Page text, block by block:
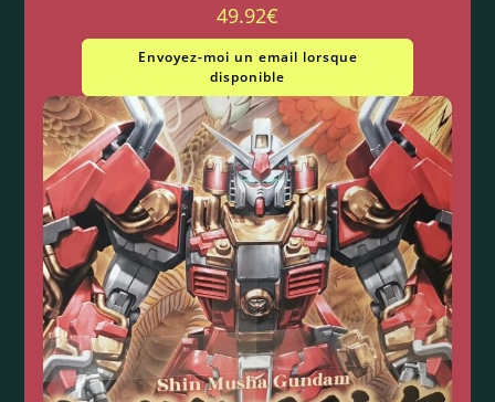
49.92€
Envoyez-moi un email lorsque
disponible